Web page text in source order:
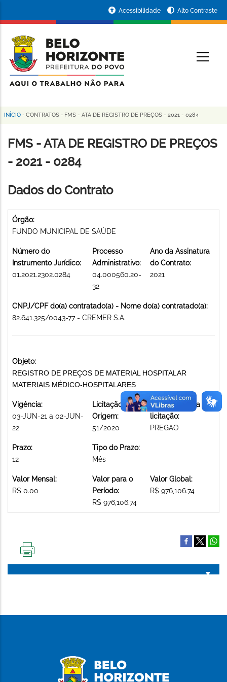
conteúdo
principal
da
Prefeitura
de
Horizonte
Acessibilidade Alto Contraste
Trilha
de
navegação
INÍCIO - CONTRATOS - FMS - ATA DE REGISTRO DE PREÇOS - 2021 - 0284
FMS - ATA DE REGISTRO DE PREÇOS
- 2021 - 0284
Dados do Contrato
Órgão:
FUNDO MUNICIPAL DE SAÚDE
Número do
Instrumento Jurídico:
01.2021.2302.0284
Processo
Administrativo:
04.000560.20-
32
Ano da Assinatura
do Contrato:
2021
CNPJ/CPF do(a) contratado(a) - Nome do(a) contratado(a):
82.641.325/0043-77 - CREMER S.A.
Objeto:
REGISTRO DE PREÇOS DE MATERIAL HOSPITALAR
MATERIAIS MÉDICO-HOSPITALARES
Vigência:
03-JUN-21 a 02-JUN-
22
Licitação de
Origem:
51/2020
Modalidade da
licitação:
PREGAO
Prazo:
12
Tipo do Prazo:
Mês
Valor Mensal:
R$ 0.00
Valor para o
Período:
R$ 976,106.74
Valor Global:
R$ 976,106.74
PÁGINA